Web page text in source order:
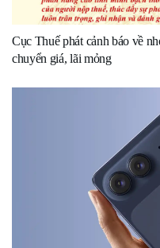
Cục Thuế phát cảnh báo về
chuyển giá, lãi mỏng